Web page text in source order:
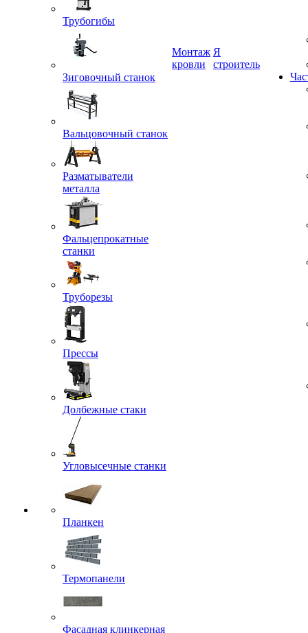
Трубогибы
Зиговочный станок
Вальцовочный станок
Разматыватели
металла
Фальцепрокатные
станки
Труборезы
Прессы
Долбежные стаки
Угловысечные станки
Планкен
Термопанели
Фасадная клинкерная